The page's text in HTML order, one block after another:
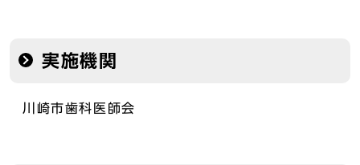
実施機関
川崎市歯科医師会